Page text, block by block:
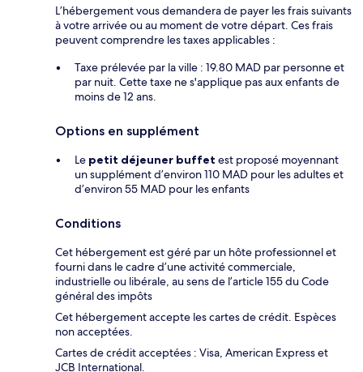
L’hébergement vous demandera de payer les frais suivants
à votre arrivée ou au moment de votre départ. Ces frais
peuvent comprendre les taxes applicables :
Taxe prélevée par la ville : 19.80 MAD par personne et
par nuit. Cette taxe ne s'applique pas aux enfants de
moins de 12 ans.
Options en supplément
Le petit déjeuner buffet est proposé moyennant
un supplément d’environ 110 MAD pour les adultes et
d’environ 55 MAD pour les enfants
Conditions
Cet hébergement est géré par un hôte professionnel et
fourni dans le cadre d’une activité commerciale,
industrielle ou libérale, au sens de l’article 155 du Code
général des impôts
Cet hébergement accepte les cartes de crédit. Espèces
non acceptées.
Cartes de crédit acceptées : Visa, American Express et
JCB International.